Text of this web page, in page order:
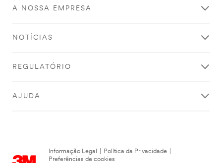
A NOSSA EMPRESA
NOTÍCIAS
REGULATÓRIO
AJUDA
Informação Legal Política da Privacidade
Preferências de cookies